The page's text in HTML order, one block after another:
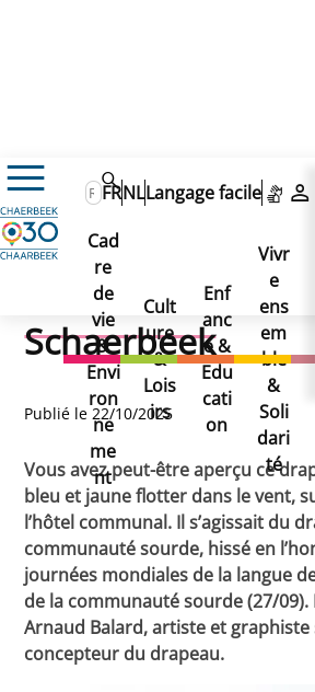
FRNLLangage facile
Cad
re
de
vie
&
Envi
ron
ne
me
nt
Cult
ure
&
Lois
irs
Enf
anc
e &
Edu
cati
on
Vivr
e
ens
em
ble
&
Soli
dari
té
Actualités
Le drapeau “Sign Union Flag” a
Le drapeau
Flag” a flotté sur
Schaerbeek
Le drapeau
Flag” a flotté sur
Schaerbeek
Publié le 22/10/2025
Vous avez peut-être aperçu ce
bleu et jaune flotter dans le vent,
l’hôtel communal. Il s’agissait du
communauté sourde, hissé en
journées mondiales de la langue
de la communauté sourde (27/09).
Arnaud Balard, artiste et
concepteur du drapeau.